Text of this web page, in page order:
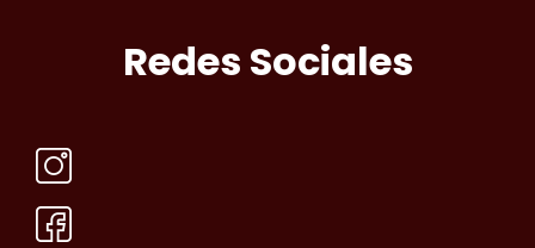
Redes Sociales